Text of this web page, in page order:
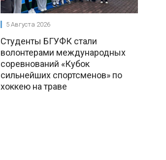
5 Августа 2026
Студенты БГУФК стали
волонтерами международных
соревнований «Кубок
сильнейших спортсменов» по
хоккею на траве